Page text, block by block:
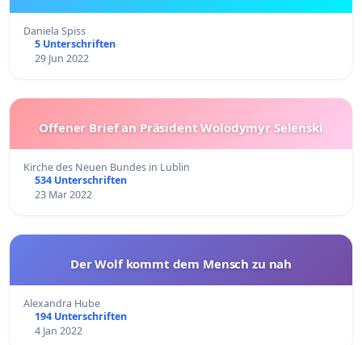
Daniela Spiss
5 Unterschriften
29 Jun 2022
Offener Brief an Präsident Wolodymyr Selenski
Kirche des Neuen Bundes in Lublin
534 Unterschriften
23 Mar 2022
Der Wolf kommt dem Mensch zu nah
Alexandra Hube
194 Unterschriften
4 Jan 2022